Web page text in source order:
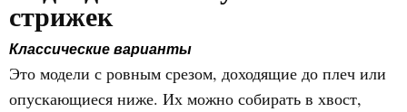
стрижек
Классические варианты
Это модели с ровным срезом, доходящие до плеч или
опускающиеся ниже. Их можно собирать в хвост,